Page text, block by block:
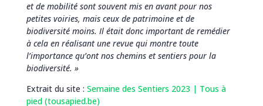
et de mobilité sont souvent mis en avant pour nos
petites voiries, mais ceux de patrimoine et de
biodiversité moins. Il était donc important de remédier
à cela en réalisant une revue qui montre toute
l’importance qu’ont nos chemins et sentiers pour la
biodiversité. »
Extrait du site : Semaine des Sentiers 2023 | Tous à
pied (tousapied.be)